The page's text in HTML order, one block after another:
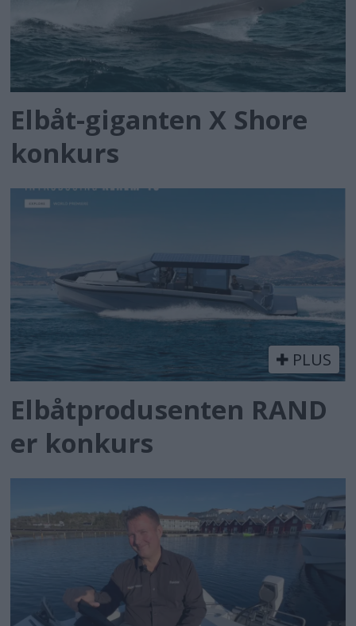
Elbåt-giganten X Shore
konkurs
PLUS
Elbåtprodusenten RAND
er konkurs